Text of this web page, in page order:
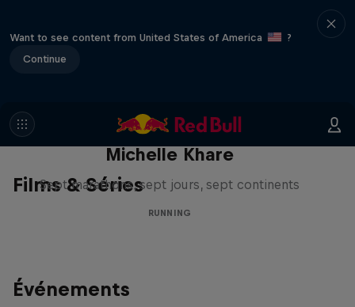
Want to see content from United States of America
?
Continue
Films & Séries
La grande course mondiale de
Michelle Khare
Sept marathons, sept jours, sept continents
RUNNING
Événements